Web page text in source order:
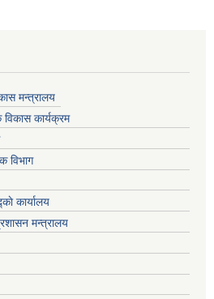
मन्त्रालय
कार्यक्रम
विभाग
कार्यालय
मन्त्रालय